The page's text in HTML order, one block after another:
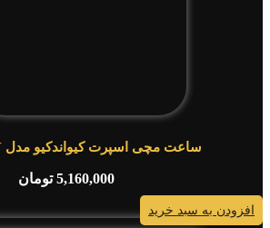
ساعت مچی اسپرت کیواندکیو مدل C213J104Y
5,160,000 تومان
افزودن به سبد خرید